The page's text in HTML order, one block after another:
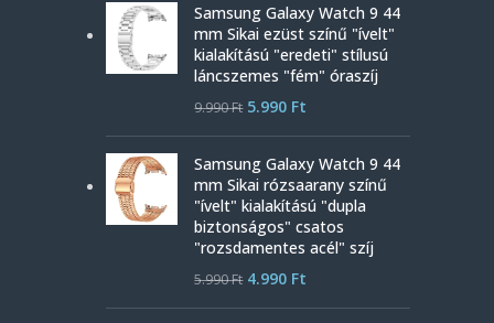
Samsung Galaxy Watch 9 44
mm Sikai ezüst színű "ívelt"
kialakítású "eredeti" stílusú
láncszemes "fém" óraszíj
9.990Ft 5.990 Ft
Samsung Galaxy Watch 9 44
mm Sikai rózsaarany színű
"ívelt" kialakítású "dupla
biztonságos" csatos
"rozsdamentes acél" szíj
5.990Ft 4.990 Ft